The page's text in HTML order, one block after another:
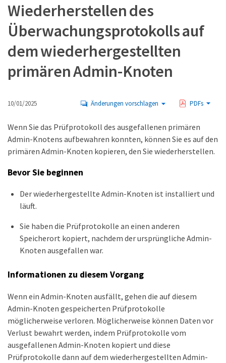
Wiederherstellen des
Überwachungsprotokolls auf
dem wiederhergestellten
primären Admin-Knoten
10/01/2025 Änderungen vorschlagen PDFs
Wenn Sie das Prüfprotokoll des ausgefallenen primären
Admin-Knotens aufbewahren konnten, können Sie es auf den
primären Admin-Knoten kopieren, den Sie wiederherstellen.
Bevor Sie beginnen
Der wiederhergestellte Admin-Knoten ist installiert und
läuft.
Sie haben die Prüfprotokolle an einen anderen
Speicherort kopiert, nachdem der ursprüngliche Admin-
Knoten ausgefallen war.
Informationen zu diesem Vorgang
Wenn ein Admin-Knoten ausfällt, gehen die auf diesem
Admin-Knoten gespeicherten Prüfprotokolle
möglicherweise verloren. Möglicherweise können Daten vor
Verlust bewahrt werden, indem Prüfprotokolle vom
ausgefallenen Admin-Knoten kopiert und diese
Prüfprotokolle dann auf dem wiederhergestellten Admin-